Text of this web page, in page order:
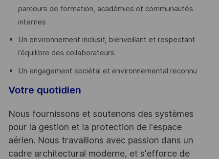
parcours de formation, académies et communautés
internes
Un environnement inclusif, bienveillant et respectant
l’équilibre des collaborateurs
Un engagement sociétal et environnemental reconnu
Votre quotidien
Nous fournissons et soutenons des systèmes
pour la gestion et la protection de l'espace
aérien. Nous travaillons avec passion dans un
cadre architectural moderne, et s'efforce de